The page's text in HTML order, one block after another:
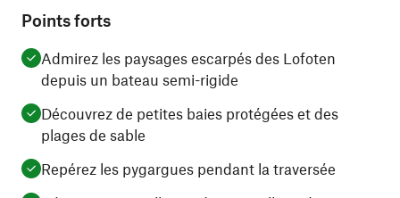
Points forts
Admirez les paysages escarpés des Lofoten
depuis un bateau semi-rigide
Découvrez de petites baies protégées et des
plages de sable
Repérez les pygargues pendant la traversée